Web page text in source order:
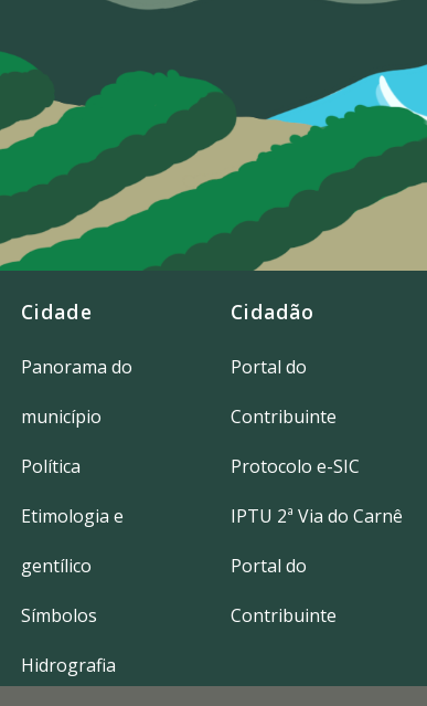
Cidade
Panorama do
município
Política
Etimologia e
gentílico
Símbolos
Hidrografia
Cidadão
Portal do
Contribuinte
Protocolo e-SIC
IPTU 2ª Via do Carnê
Portal do
Contribuinte